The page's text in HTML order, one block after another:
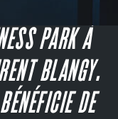
M'INSCRIS
PARK À
BLANGY.
DE